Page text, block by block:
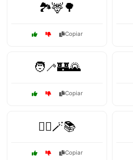
🏞️🦌🌳
Copiar
🧑‍🦯🏰🌄
Copiar
🧙‍♀️🪄📚
Copiar